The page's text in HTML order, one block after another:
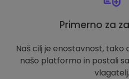
Primerno za
Naš cilj je enostavnost, tako
našo platformo in postali
vlagatelj.